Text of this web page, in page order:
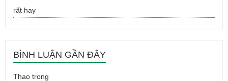
rất hay
BÌNH LUẬN GẦN ĐÂY
Thao trong